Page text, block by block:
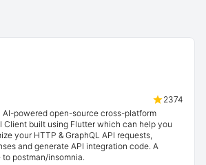
2374
powered open-source cross-platform
Client built using Flutter which can help you
your HTTP & GraphQL API requests,